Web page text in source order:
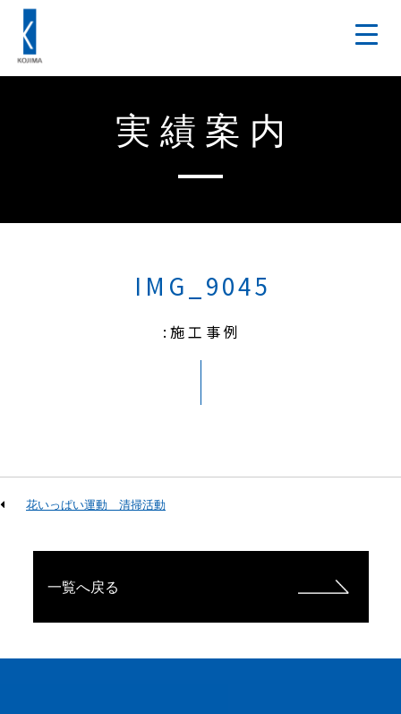
実績案内
IMG_9045
:施工事例
花いっぱい運動 清掃活動
一覧へ戻る